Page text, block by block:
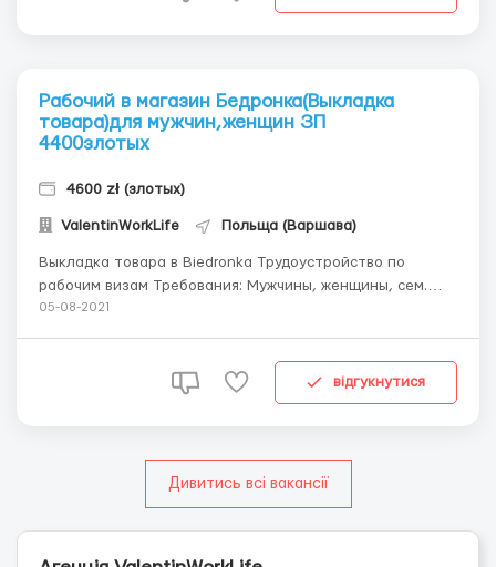
Рабочий в магазин Бедронка(Выкладка
товара)для мужчин,женщин ЗП
4400злотых
4600 zł (злотых)
ValentinWorkLife Польща (Варшава)
Выкладка товара в Biedronka Трудоустройство по
рабочим визам Требования: Мужчины, женщины, сем.
пары в возрасте до 58 лет. Без опыта работы. Вроцлав
05-08-2021
відгукнутися
Дивитись всі вакансії